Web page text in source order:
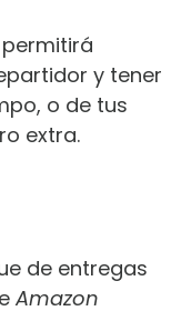
y tener
o de tus
extra.
de entregas
Amazon